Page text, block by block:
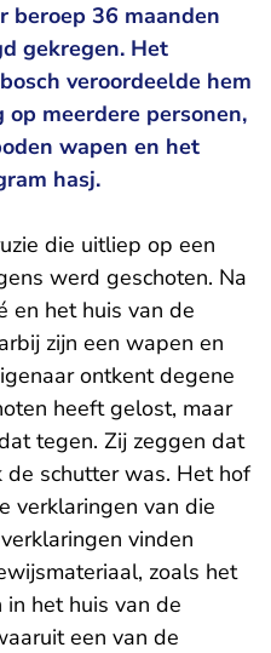
beroep 36 maanden
gekregen. Het
veroordeelde hem
meerdere personen,
wapen en het
hasj.
die uitliep op een
werd geschoten. Na
en het huis van de
zijn een wapen en
ontkent degene
heeft gelost, maar
tegen. Zij zeggen dat
schutter was. Het hof
verklaringen van die
vinden
zoals het
het huis van de
een van de